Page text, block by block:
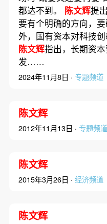
都达不到。 陈文辉提
要有个明确的方向，
外，国有资本对科技创
陈文辉指出，长期资
发……
2024年11月8日 · 专题频道
陈文辉
2012年11月13日 · 专题频道
陈文辉
2015年3月26日 · 经济频道
陈文辉